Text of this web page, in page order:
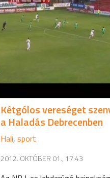
Kétgólos vereséget
a Haladás Debrecenben
Hali, sport
2012. OKTÓBER 01., 17:43